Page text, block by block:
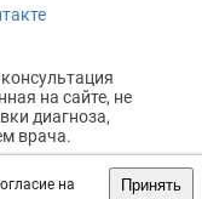
на
Принять
на сайте, не
диагноза,
врача.